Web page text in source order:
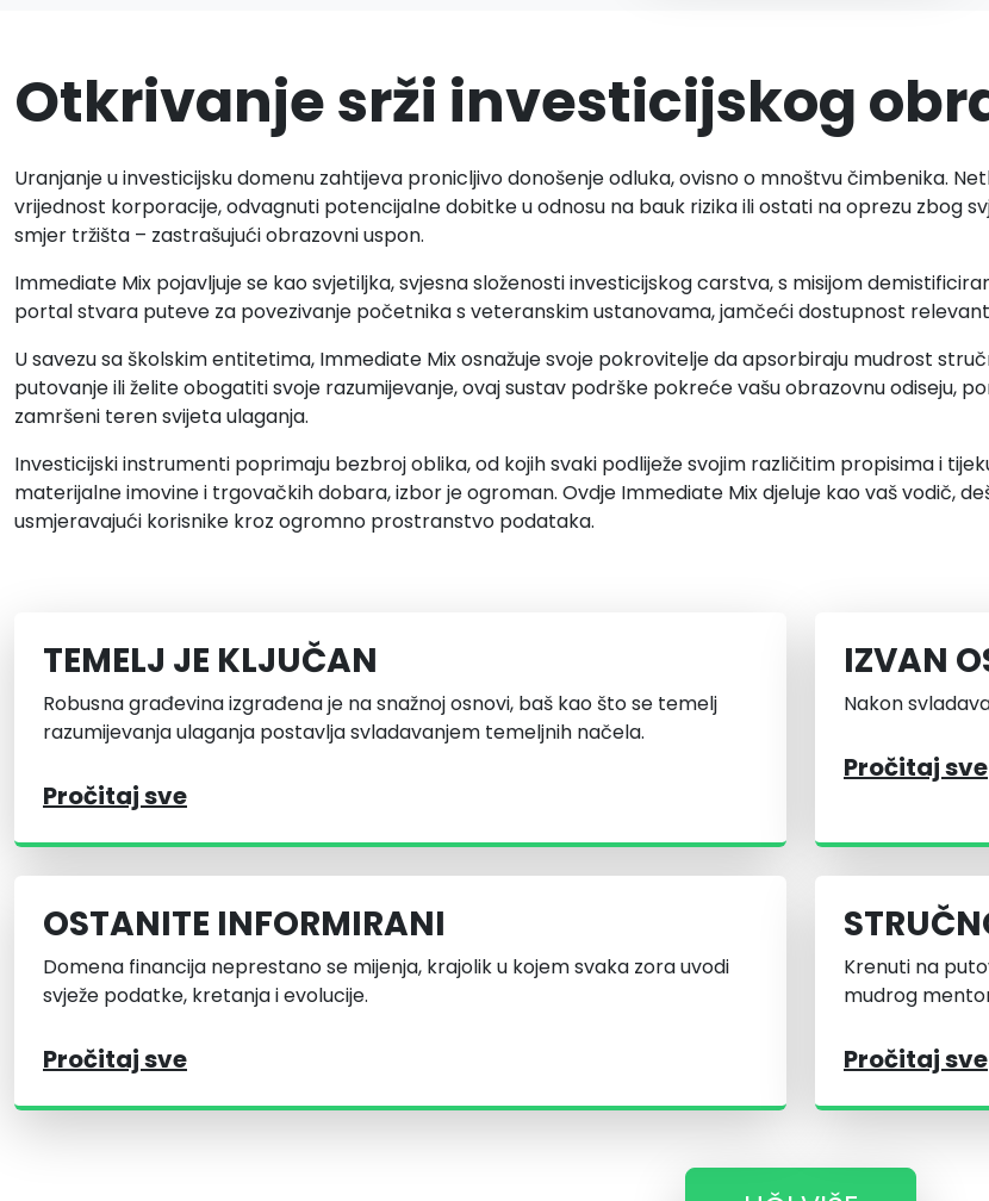
Otkrivanje srži investicijskog
Uranjanje u investicijsku domenu zahtijeva pronicljivo donošenje odluka, ovisno o mnoštvu čimbenika.
vrijednost korporacije, odvagnuti potencijalne dobitke u odnosu na bauk rizika ili ostati na oprezu zbog
smjer tržišta – zastrašujući obrazovni uspon.
Immediate Mix pojavljuje se kao svjetiljka, svjesna složenosti investicijskog carstva, s misijom
portal stvara puteve za povezivanje početnika s veteranskim ustanovama, jamčeći dostupnost
U savezu sa školskim entitetima, Immediate Mix osnažuje svoje pokrovitelje da apsorbiraju mudrost
putovanje ili želite obogatiti svoje razumijevanje, ovaj sustav podrške pokreće vašu obrazovnu odiseju,
zamršeni teren svijeta ulaganja.
Investicijski instrumenti poprimaju bezbroj oblika, od kojih svaki podliježe svojim različitim propisima i
materijalne imovine i trgovačkih dobara, izbor je ogroman. Ovdje Immediate Mix djeluje kao vaš vodič,
usmjeravajući korisnike kroz ogromno prostranstvo podataka.
TEMELJ JE KLJUČAN
Robusna građevina izgrađena je na snažnoj osnovi, baš kao što se temelj
razumijevanja ulaganja postavlja svladavanjem temeljnih načela.
Pročitaj sve
IZVAN
Nakon
Pročitaj sve
OSTANITE INFORMIRANI
Domena financija neprestano se mijenja, krajolik u kojem svaka zora uvodi
svježe podatke, kretanja i evolucije.
Pročitaj sve
Krenuti na
mudrog
Pročitaj sve